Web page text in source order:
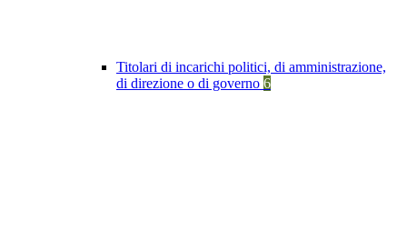
Titolari di incarichi politici, di amministrazione,
di direzione o di governo 6